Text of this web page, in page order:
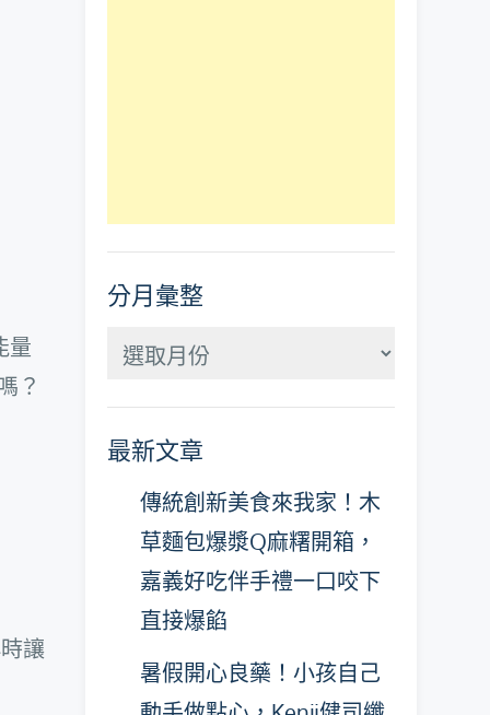
量
？
讓
分月彙整
分
整
最新文章
傳統創新美食來我家！木
草麵包爆漿Q麻糬開箱，
嘉義好吃伴手禮一口咬下
直接爆餡
暑假開心良藥！小孩自己